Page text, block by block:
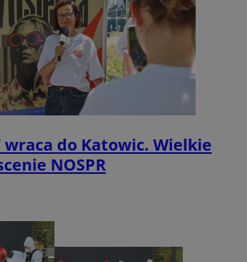
wraca do Katowic. Wielkie
NOSPR